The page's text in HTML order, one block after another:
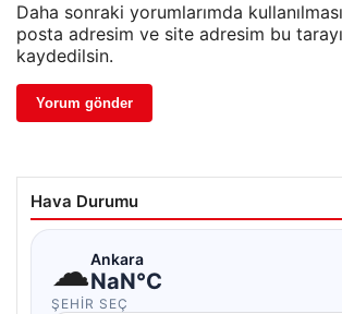
Daha sonraki yorumlarımda
posta adresim ve site adresim bu
kaydedilsin.
Hava Durumu
☁Ankara
NaN°C
ŞEHIR SEÇ